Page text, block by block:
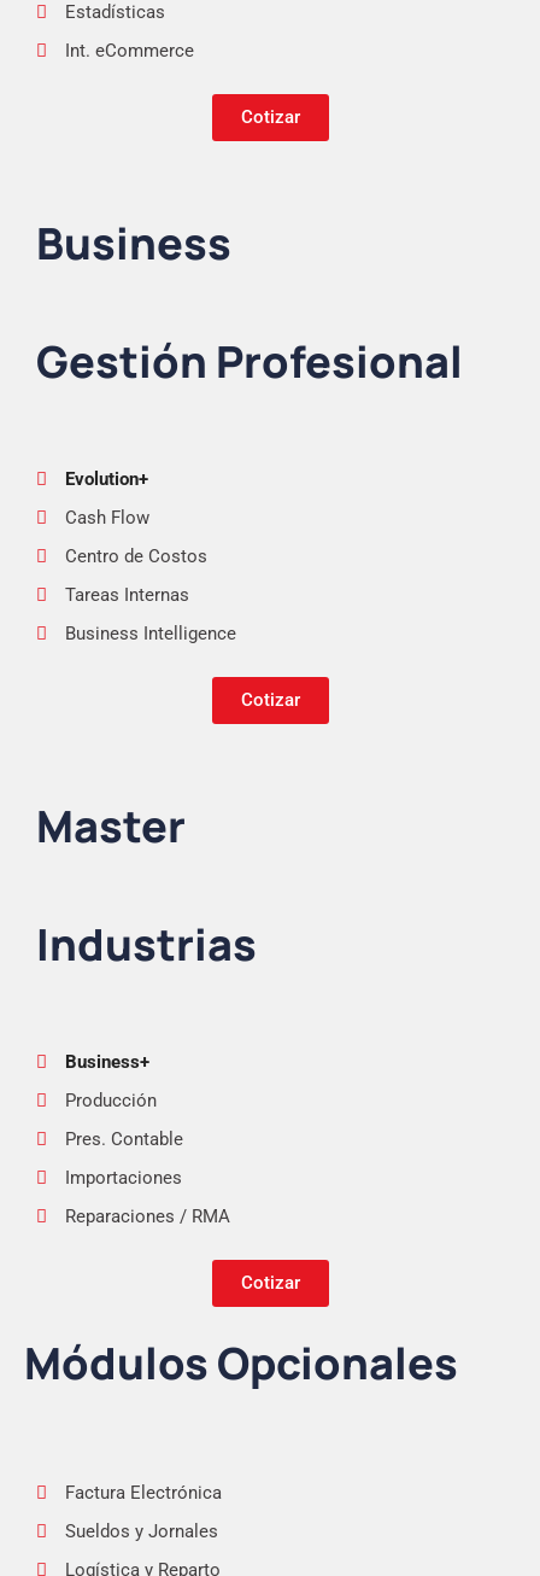
Estadísticas
Int. eCommerce
Cotizar
Business
Gestión Profesional
Evolution+
Cash Flow
Centro de Costos
Tareas Internas
Business Intelligence
Cotizar
Master
Industrias
Business+
Producción
Pres. Contable
Importaciones
Reparaciones / RMA
Cotizar
Módulos Opcionales
Factura Electrónica
Sueldos y Jornales
Logística y Reparto